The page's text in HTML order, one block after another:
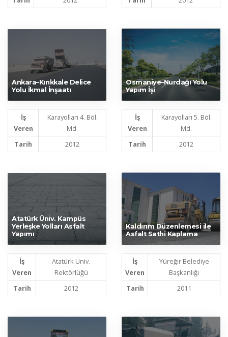
Ankara–Kırıkkale Delice
Yolu İkmal İnşaatı
İş
Veren
Karayolları 4. Böl.
Md.
Tarih
2012
Osmaniye–Nurdağı Yolu
Yapım İşi
İş
Veren
Karayolları 5. Böl.
Md.
Tarih
2012
Atatürk Üniv. Kampüs
Yerleşke Yolları Asfalt
Yapımı
İş
Veren
Atatürk Üniv.
Rektörlüğü
Tarih
2012
Kaldırım Düzenlemesi ile
Asfalt Sathi Kaplama
İş
Veren
Yüreğir Belediye
Başkanlığı
Tarih
2011